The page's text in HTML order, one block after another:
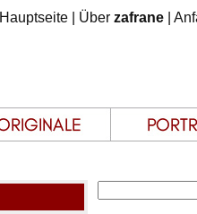
Hauptseite Über zafrane